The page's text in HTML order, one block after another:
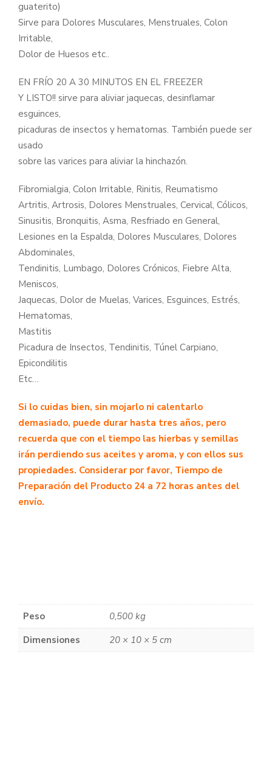
guaterito)
Sirve para Dolores Musculares, Menstruales, Colon
Irritable,
Dolor de Huesos etc..
EN FRÍO 20 A 30 MINUTOS EN EL FREEZER
Y LISTO!! sirve para aliviar jaquecas, desinflamar
esguinces,
picaduras de insectos y hematomas. También puede ser
usado
sobre las varices para aliviar la hinchazón.
Fibromialgia, Colon Irritable, Rinitis, Reumatismo
Artritis, Artrosis, Dolores Menstruales, Cervical, Cólicos,
Sinusitis, Bronquitis, Asma, Resfriado en General,
Lesiones en la Espalda, Dolores Musculares, Dolores
Abdominales,
Tendinitis, Lumbago, Dolores Crónicos, Fiebre Alta,
Meniscos,
Jaquecas, Dolor de Muelas, Varices, Esguinces, Estrés,
Hematomas,
Mastitis
Picadura de Insectos, Tendinitis, Túnel Carpiano,
Epicondilitis
Etc…
Si lo cuidas bien, sin mojarlo ni calentarlo
demasiado, puede durar hasta tres años, pero
recuerda que con el tiempo las hierbas y semillas
irán perdiendo sus aceites y aroma, y con ellos sus
propiedades. Considerar por favor, Tiempo de
Preparación del Producto 24 a 72 horas antes del
envío.
Peso
0,500 kg
Dimensiones
20 × 10 × 5 cm